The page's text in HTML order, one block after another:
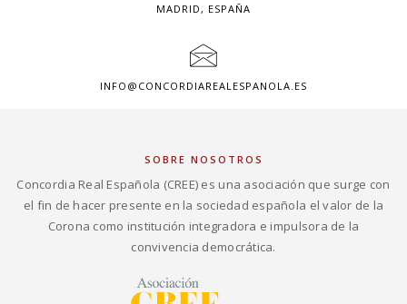
MADRID, ESPAÑA
INFO@CONCORDIAREALESPANOLA.ES
SOBRE NOSOTROS
Concordia Real Española (CREE) es una asociación que surge con
el fin de hacer presente en la sociedad española el valor de la
Corona como institución integradora e impulsora de la
convivencia democrática.